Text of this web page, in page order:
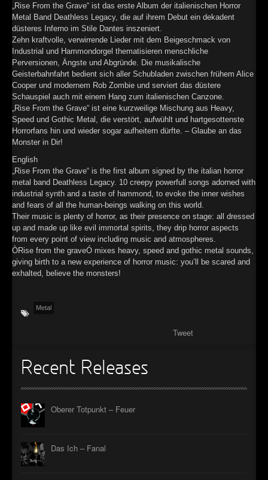
►
►
►
►
►
►
►
►
►
►
►
„Rise From the Grave“ ist das erste Album der italienischen Horror
Metal Band Deathless Legacy, die auf ihrem Debut ein dekadent
düsteres Inferno im Stile Dantes inszeniert.
Zehn kraftvolle, verwirrende Lieder mit dem Beigeschmack von
Industrial und Hammondorgel thematisieren menschliche
Perversionen, Ängste und Abgründe. Die musikalische
Geisterbahnfahrt bedient sich aller Schubladen zwischen frühem Alice
Cooper und modernem Rob Zombie und serviert das düstere
Schauspiel auch mit einem Hang zum italienischen Canzone.
„Rise From the Grave“ ist eine kurzweilige Mischung aus Heavy,
Speed und Gothic Metal, die verstört, aufwühlt und hartgesottenste
Horrorfans hin und wieder sogar aufheitern dürfte. – Glaube an das
Monster in Dir!
English
„Rise From the Grave“ is the first album signed by the italian horror
metal band Deathless Legacy. 10 creepy powerfull songs adorned with
industrial synth and a taste of hammond, to evoke the inner wishes
and fears of all the human-beings walking on this world.
Their music is plenty of horror, as their presence on stage: all dressed
up and made up like evil immortal spirits, they drip horror aspects
from every point of view including music and atmospheres.
ÒRise from the graveÓ mixes heavy, speed and gothic metal sounds,
giving birth to a new experience of horror music: you’ll be scared and
exhalted, believe the monsters!
Metal
Tweet
Recent Releases
Oberer Totpunkt – Feuer
Das Ich – Fanal